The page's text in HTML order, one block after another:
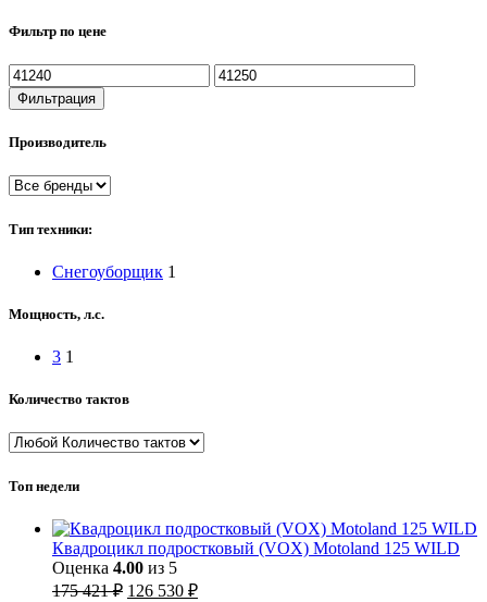
Фильтр по цене
Минимальная
цена
Максимальная
цена
Фильтрация
Производитель
Тип техники:
Снегоуборщик 1
Мощность, л.с.
3 1
Количество тактов
Топ недели
Квадроцикл подростковый (VOX) Motoland 125 WILD
Оценка 4.00 из 5
175 421₽ Первоначальная
126 530 ₽Текущая